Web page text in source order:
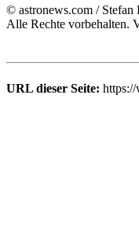
© astronews.com / Stefan
Alle Rechte vorbehalten.
URL dieser Seite: